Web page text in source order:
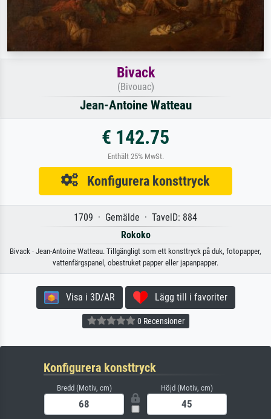
Bivack
(Bivouac)
Jean-Antoine Watteau
€ 142.75
Enthält 25% MwSt.
Konfigurera konsttryck
1709 · Gemälde · TavelD: 884
Rokoko
Bivack · Jean-Antoine Watteau. Tillgängligt som ett konsttryck på duk, fotopapper,
vattenfärgspanel, obestruket papper eller japanpapper.
Visa i 3D/AR Lägg till i favoriter
0 Recensioner
Konfigurera konsttryck
Bredd (Motiv, cm) Höjd (Motiv, cm)